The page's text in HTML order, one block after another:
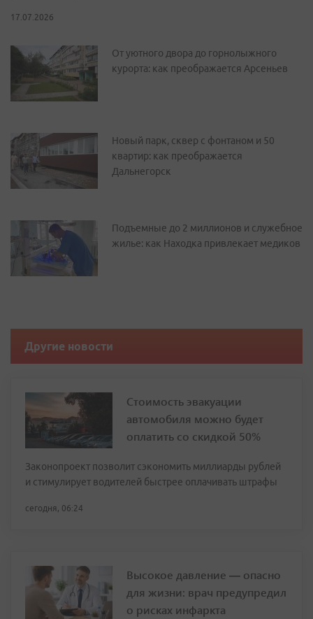
17.07.2026
От уютного двора до горнолыжного
курорта: как преображается Арсеньев
Новый парк, сквер с фонтаном и 50
квартир: как преображается
Дальнегорск
Подъемные до 2 миллионов и служебное
жилье: как Находка привлекает медиков
Другие новости
Стоимость эвакуации
автомобиля можно будет
оплатить со скидкой 50%
Законопроект позволит сэкономить миллиарды рублей
и стимулирует водителей быстрее оплачивать штрафы
сегодня, 06:24
Высокое давление — опасно
для жизни: врач предупредил
о рисках инфаркта